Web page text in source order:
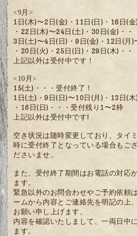
<9月>
1日(木)〜2日(金)・11日(日)・16日(
・22日(木)〜24日(土)・30日(金)・・
3日(土)〜4日(日)・9日(金)・12日(月)
・20日(火)・25日(日)・29日(木)・
上記以外は受付中です！
<10月>
15(土)・・・受付終了！
1日(土)・9日(日)〜10日(月)・13日(
・16日(日)・・・受付残り1〜2枠
上記以外は受付中です!
空き状況は随時変更しており、タイ
時に受付終了となっている場合もご
ださいませ。
また、受付終了期間はお電話の対応
ます。
緊急以外のお問合わせやご予約依頼
ームから内容とご連絡先を明記の上
お願い申し上げます。
内容を確認いたしまして、一両日中
ます。